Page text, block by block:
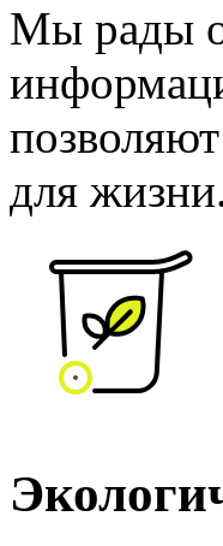
Мы рады
для